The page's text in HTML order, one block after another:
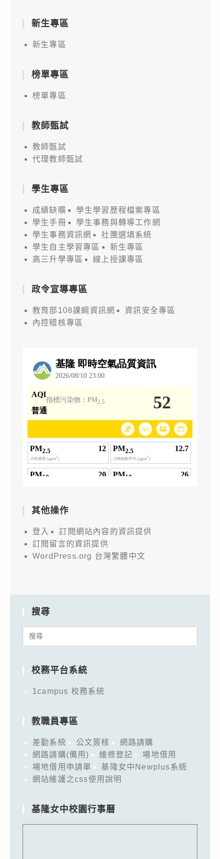
新生專區
新生專區
榜單專區
榜單專區
教師甄試
教師甄試
代理教師甄試
學生專區
成績缺曠
學生學習歷程檔案專區
學生手冊
學生事務與轉導工作網
學生事務資訊網
社團選填系統
學生自主學習專區
新生專區
高三升學專區
線上授課專區
政令宣導專區
教育部108課綱資訊網
資訊安全專區
內控稽核專區
其他操作
登入
訂閱網站內容的資訊提供
訂閱留言的資訊提供
WordPress.org 台灣繁體中文
搜尋
Search
校務平台系統
1campus 校務系統
教職員專區
差勤系統 公文簽核
網路請購
網路請購(備用)
維修登記
場地借用
場地借用申請單
基隆女中Newplus系統
網站維護之css使用說明
基隆女中校園行事曆